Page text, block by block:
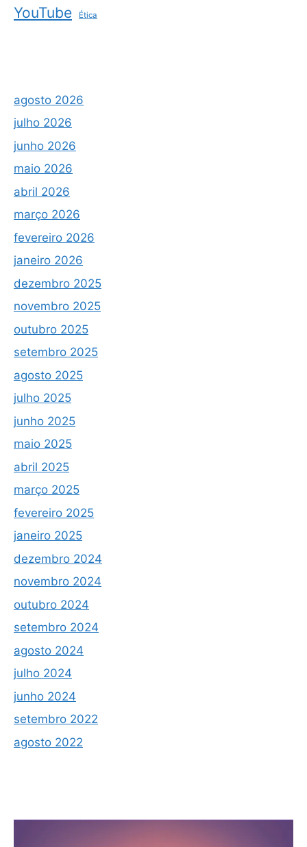
YouTube Ética
agosto 2026
julho 2026
junho 2026
maio 2026
abril 2026
março 2026
fevereiro 2026
janeiro 2026
dezembro 2025
novembro 2025
outubro 2025
setembro 2025
agosto 2025
julho 2025
junho 2025
maio 2025
abril 2025
março 2025
fevereiro 2025
janeiro 2025
dezembro 2024
novembro 2024
outubro 2024
setembro 2024
agosto 2024
julho 2024
junho 2024
setembro 2022
agosto 2022